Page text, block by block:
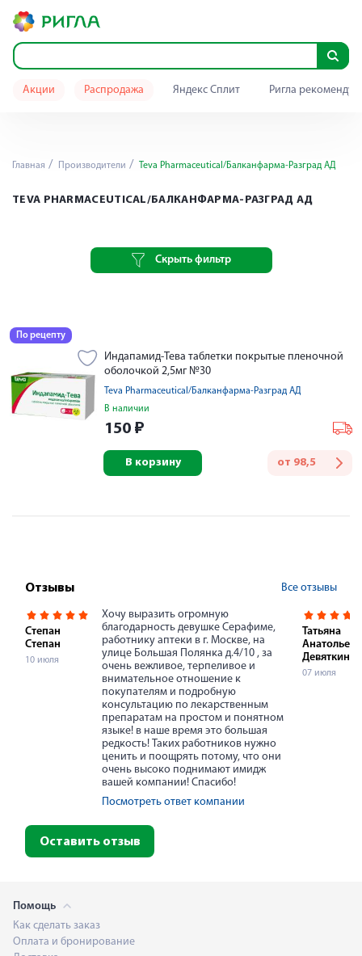
Акции Распродажа Яндекс Сплит Ригла
Главная Производители Teva Pharmaceutical/Балканфарма-Разград АД
TEVA PHARMACEUTICAL/БАЛКАНФАРМА-РАЗГРАД АД
Скрыть фильтр
По рецепту
Индапамид-Тева таблетки покрытые пленочной
оболочкой 2,5мг №30
Teva Pharmaceutical/Балканфарма-Разград АД
В наличии
150 ₽
от 98,5
В корзину
Отзывы Все отзывы
Степан
Степан
10 июля
Хочу выразить огромную
благодарность девушке Серафиме,
работнику аптеки в г. Москве, на
улице Большая Полянка д.4/10 , за
очень вежливое, терпеливое и
внимательное отношение к
покупателям и подробную
консультацию по лекарственным
препаратам на простом и понятном
языке! в наше время это большая
редкость! Таких работников нужно
ценить и поощрять потому, что они
очень высоко поднимают имидж
вашей компании! Спасибо!
Посмотреть ответ компании
Татьяна
Девяткина
07 июля
Оставить отзыв
Помощь
Как сделать заказ
Оплата и бронирование